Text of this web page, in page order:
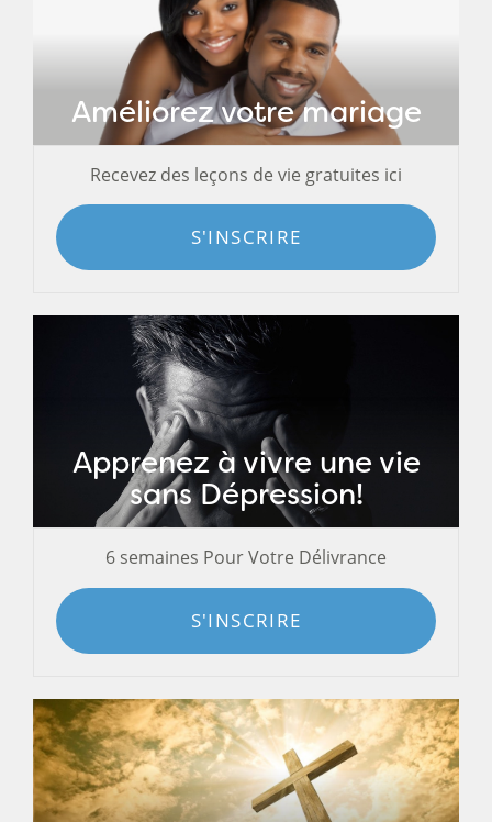
Améliorez votre mariage
Recevez des leçons de vie gratuites ici
S'INSCRIRE
Apprenez à vivre une vie
sans Dépression!
6 semaines Pour Votre Délivrance
S'INSCRIRE